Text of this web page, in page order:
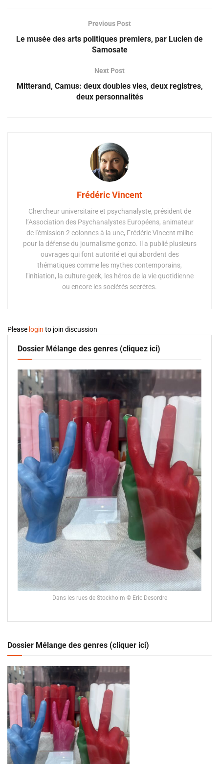
Previous Post
Le musée des arts politiques premiers, par Lucien de
Samosate
Next Post
Mitterand, Camus: deux doubles vies, deux registres,
deux personnalités
Frédéric Vincent
Chercheur universitaire et psychanalyste, président de
l’Association des Psychanalystes Européens, animateur
de l'émission 2 colonnes à la une, Frédéric Vincent milite
pour la défense du journalisme gonzo. Il a publié plusieurs
ouvrages qui font autorité et qui abordent des
thématiques comme les mythes contemporains,
l'initiation, la culture geek, les héros de la vie quotidienne
ou encore les sociétés secrètes.
Please login to join discussion
Dossier Mélange des genres (cliquez ici)
Dans les rues de Stockholm © Eric Desordre
Dossier Mélange des genres (cliquer ici)